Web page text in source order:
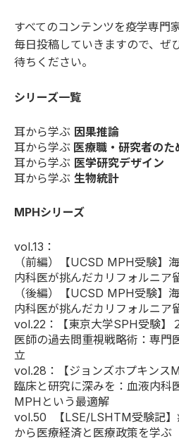
すべてのコンテンツを疫学専門
毎日投稿していきますので、ぜ
待ちください。
シリーズ一覧
耳から学ぶ 因果推論
耳から学ぶ 医療職・研究者の
耳から学ぶ 医学研究デザイン
耳から学ぶ 生物統計
MPHシリーズ
vol.13：
（前編）
【UCSD MPH受験】
内科医が挑んだカリフォルニア
（後編）
【UCSD MPH受験】
内科医が挑んだカリフォルニア
vol.22 ：【東京大学SPH受験】
医師の過去問重視戦略術：専門
立
vol.28 ：【ジョンズホプキンス
臨床と研究に深みを：血液内科
MPHという最適解
vol.50 【LSE/LSHTM受験記
から医療経済と医療政策を学ぶ